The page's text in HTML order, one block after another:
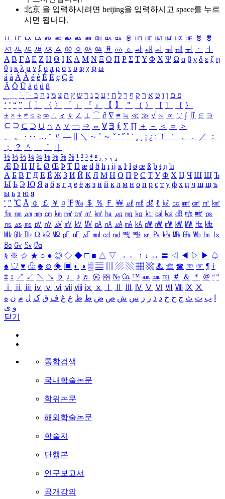
北京 을 입력하시려면 beijing을 입력하시고 space를 누르
시면 됩니다.
ㅥ ㅦ ㅧ ㅨ ㅩ ㅪ ㅫ ㅬ ㅭ ㅮ ㅯ ㅰ ㅱ ㅲ ㅳ ㅴ ㅵ ㅶ ㅷ ㅸ
ㅹ
ㅺ ㅻ ㅼ ㅽ ㅾ ㅿ ㆀ ㆁ ㆂ ㆃ ㆄ ㆅ ㆆ ㆇ ㆈ ㆉ ㆊ ㆋ ㆌ ㆍ
ㆎ
Α Β ΓΔ Ε Ζ Η Θ Ι ΚΛ Μ Ν Ξ Ο Π Ρ Σ ΤΥ Φ Χ Ψ Ω α β γ δ ε ζ η
θ ι κ λ μ ν ξ ο π ρ σ τ υ φ χ ψ ω
á à Á À é è É È ç Ç ê
Ä Ö Ü ä ö ü ß
ִֶֹ ֻּ ׁׂ פ ם ן ו ט א ר ק ף ך ל ח י ע כ ג ד ש ץ ת צ מ נ ה ב
‘ ’ “ ” 〔 〕 〈 〉 「 」 『 』 【 】 ＂ （ ） ［ ］ ｛ ｝
± × ÷ ≠ ≤ ≥ ∞ ∴ ♂ ♀ ∠ ⊥ ⌒ ∂ ∇ ≡ ≒ ≪ ≫ √ ∽ ∝ ∵ ∫ ∬ ∈ ∋
⊆ ⊇ ⊂ ⊃ ∪ ∩ ∧ ∨ ￢ ⇒ ⇔ ∀ ∃ ∮ ∑ ∏ ＋ － ＜ ＝
＞
、
。 · ‥ … ¨ 〃 ― ＼ ∼ ´ ～ ˇ ˘ ˝ ˚ ˙ ¸ ¡ ¿ ː ！ ＇ ， ． ／
：
；
？ ＾ ｀
½ ⅓ ⅔ ¼ ¾ ⅛ ⅜ ⅝ ⅞ ¹ ² ³ ⁴ ⁿ ₁ ₂ ₃ ₄
Æ Ð Ħ Ĳ Ł Ø Œ Þ Ŧ Ŋ æ đ ð ħ ı ĳ ĸ ŀ ł ø œ ß þ ŧ ŋ ŉ
А Б В Г Д Е Ё Ж З И Й К Л М Н О П Р С Т У Ф Х Ц Ч Ш Щ Ъ
Ы Ь Э Ю Я а б в г д е ё ж з и й к л м н о п р с т у ф х ц ч ш щ ъ
ы ь э ю я
′ ″ ℃ Å ￠ ￡ ￥ ¤ ℉ ‰ ＄ ％ Ｆ ￦ ㎕ ㎖ ㎗ ℓ ㎘ ㏄ ㎣ ㎤ ㎥ ㎦
㎙ ㎚ ㎛ ㎜ ㎝ ㎞ ㎟ ㎠ ㎡ ㎢ ㏊ ㎍ ㎎ ㎏ ㏏ ㎈ ㎉ ㏈ ㎧ ㎨ ㎰
㎱ ㎲ ㎳ ㎴ ㎵ ㎶ ㎷ ㎸ ㎹ ㎀ ㎁ ㎂ ㎃ ㎄ ㎺ ㎻ ㎽ ㎾ ㎿ ㎐ ㎑
㎒ ㎓ ㎔ Ω ㏀ ㏁ ㎊ ㎋ ㎌ ㏖ ㏅ ㎭ ㎮ ㎯ ㏛ ㎩ ㎪ ㎫ ㎬ ㏝ ㏐
㏓
㏃ ㏉ ㏜ ㏆
§ ※ ☆ ★ ○ ● ◎ ◇ ◆ □ ■ △ ▽ → ← ↑ ↓ ↔ 〓 ◁ ◀ ▷ ▶ ♤
♠ ♡ ♥ ♧ ♣ ⊙ ◈ ▣ ◐ ◑ ▒ ▤ ▨ ▧ ▦ ▩ ♨ ☏ ☎ ☜ ☞ ¶ †
‡ ↕ ↗ ↙ ↖ ↘ ♭ ♩ ♪ ♬ ㉿ ㈜ № ㏇ ™ ㏂ ㏘ ℡ ＃ ＆ ＊ ＠ ª º
ⅰ
ⅱ ⅲ ⅳ ⅴ ⅵ ⅶ ⅷ ⅸ ⅹ Ⅳ Ⅴ Ⅵ Ⅶ Ⅷ Ⅸ Ⅹ
ب ت ث ج ح خ د ذ ر ز س ش ص ض ط ظ ع غ ف ق ک ل م ن ه
و ی
닫기
통합검색
국내학술논문
학위논문
해외학술논문
학술지
단행본
연구보고서
공개강의